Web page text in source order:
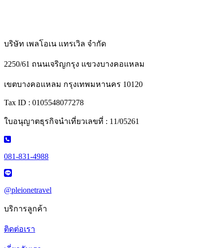
บริษัท เพลโอเน แทรเวิล จำกัด
2250/61 ถนนเจริญกรุง แขวงบางคอแหลม
เขตบางคอแหลม กรุงเทพมหานคร 10120
Tax ID : 0105548077278
ใบอนุญาตธุรกิจนำเที่ยวเลขที่ : 11/05261
081-831-4988
@pleionetravel
บริการลูกค้า
ติดต่อเรา